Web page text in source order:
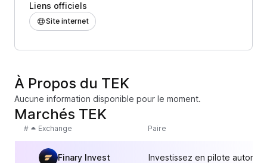
Liens officiels
Site internet
À Propos du TEK
Aucune information disponible pour le moment.
Marchés TEK
# Exchange Paire
Finary Invest Investissez en pilote